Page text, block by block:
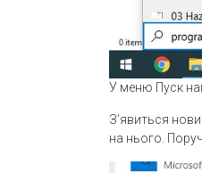
У меню Пуск
З’явиться
на нього. Поруч